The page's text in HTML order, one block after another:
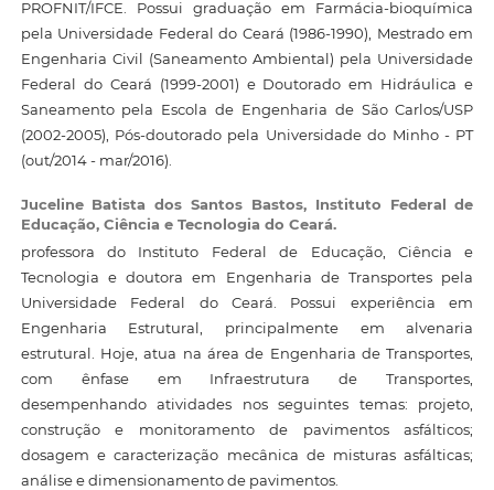
PROFNIT/IFCE. Possui graduação em Farmácia-bioquímica
pela Universidade Federal do Ceará (1986-1990), Mestrado em
Engenharia Civil (Saneamento Ambiental) pela Universidade
Federal do Ceará (1999-2001) e Doutorado em Hidráulica e
Saneamento pela Escola de Engenharia de São Carlos/USP
(2002-2005), Pós-doutorado pela Universidade do Minho - PT
(out/2014 - mar/2016).
Juceline Batista dos Santos Bastos, Instituto Federal de
Educação, Ciência e Tecnologia do Ceará.
professora do Instituto Federal de Educação, Ciência e
Tecnologia e doutora em Engenharia de Transportes pela
Universidade Federal do Ceará. Possui experiência em
Engenharia Estrutural, principalmente em alvenaria
estrutural. Hoje, atua na área de Engenharia de Transportes,
com ênfase em Infraestrutura de Transportes,
desempenhando atividades nos seguintes temas: projeto,
construção e monitoramento de pavimentos asfálticos;
dosagem e caracterização mecânica de misturas asfálticas;
análise e dimensionamento de pavimentos.